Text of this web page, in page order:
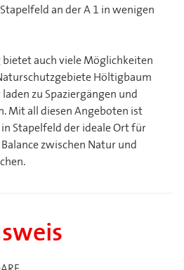
an der A 1 in wenigen
bietet auch viele Möglichkeiten
Höltigbaum
zu Spaziergängen und
Mit all diesen Angeboten ist
Stapelfeld der ideale Ort für
zwischen Natur und